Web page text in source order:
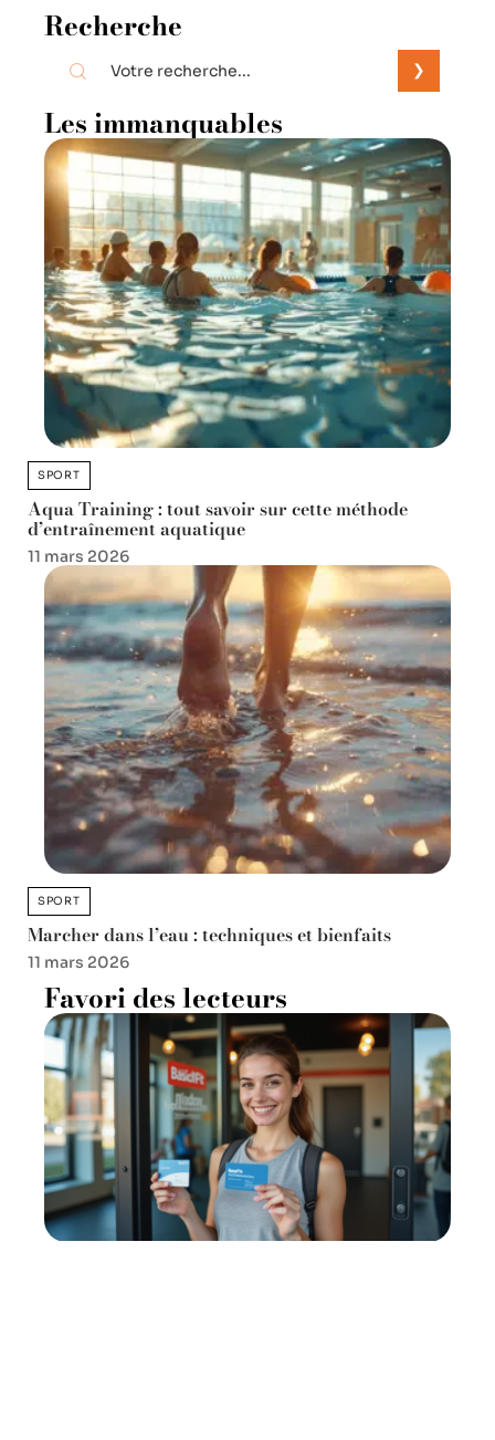
Recherche
Les immanquables
SPORT
Aqua Training : tout savoir sur cette méthode
d’entraînement aquatique
11 mars 2026
SPORT
Marcher dans l’eau : techniques et bienfaits
11 mars 2026
Favori des lecteurs